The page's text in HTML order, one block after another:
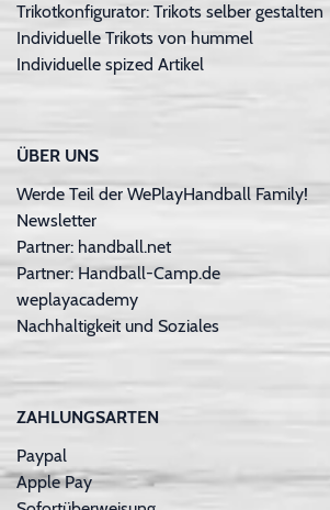
Trikotkonfigurator: Trikots selber gestalten
Individuelle Trikots von hummel
Individuelle spized Artikel
ÜBER UNS
Werde Teil der WePlayHandball Family!
Newsletter
Partner: handball.net
Partner: Handball-Camp.de
weplayacademy
Nachhaltigkeit und Soziales
ZAHLUNGSARTEN
Paypal
Apple Pay